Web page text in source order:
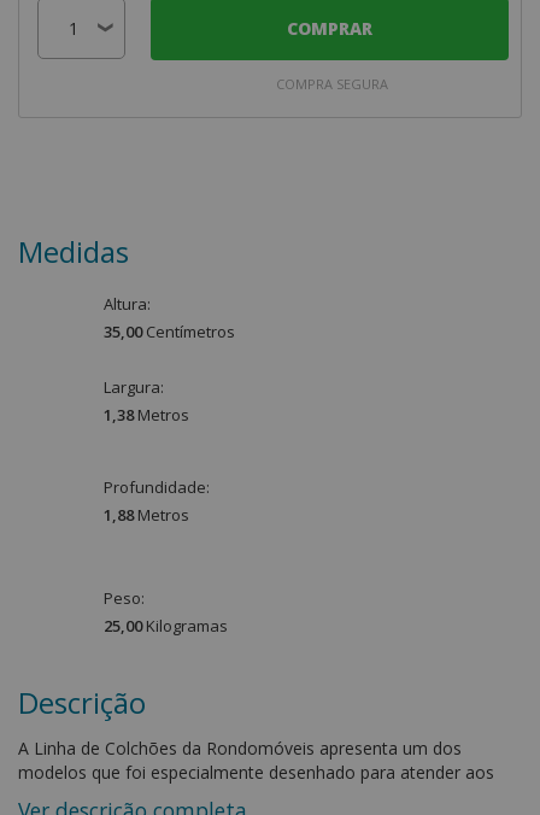
COMPRAR
COMPRA SEGURA
Medidas
Altura:
35,00 Centímetros
Largura:
1,38 Metros
Profundidade:
1,88 Metros
Peso:
25,00 Kilogramas
Descrição
A Linha de Colchões da Rondomóveis apresenta um dos
modelos que foi especialmente desenhado para atender aos